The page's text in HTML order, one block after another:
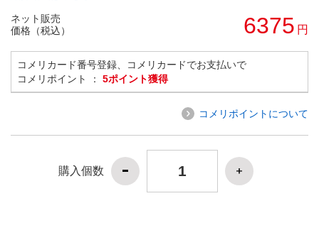
ネット販売
価格（税込）
6375 円
コメリカード番号登録、コメリカードでお支払いで
コメリポイント ： 5ポイント獲得
コメリポイントについて
購入個数